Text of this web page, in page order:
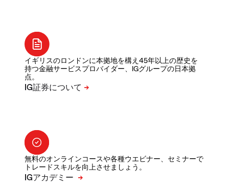
イギリスのロンドンに本拠地を構え45年以上の歴史を
持つ金融サービスプロバイダー、IGグループの日本拠
点。
無料のオンラインコースや各種ウエビナー、セミナーで
トレードスキルを向上させましょう。